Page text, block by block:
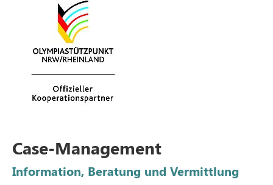
Case-Management
Information, Beratung und Vermittlung